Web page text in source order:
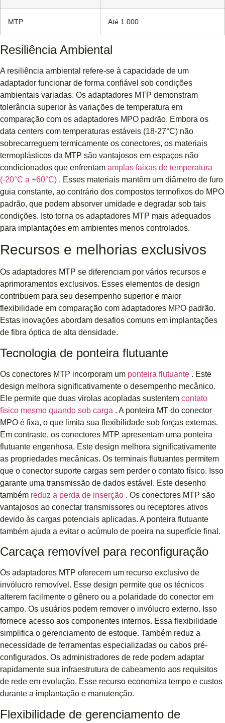
MTP Até 1.000
Resiliência Ambiental
A resiliência ambiental refere-se à capacidade de um
adaptador funcionar de forma confiável sob condições
ambientais variadas. Os adaptadores MTP demonstram
tolerância superior às variações de temperatura em
comparação com os adaptadores MPO padrão. Embora os
data centers com temperaturas estáveis ​​(18-27°C) não
sobrecarreguem termicamente os conectores, os materiais
termoplásticos da MTP são vantajosos em espaços não
condicionados que enfrentam amplas faixas de temperatura
(-20°C a +60°C) . Esses materiais mantêm um diâmetro de furo
guia constante, ao contrário dos compostos termofixos do MPO
padrão, que podem absorver umidade e degradar sob tais
condições. Isto torna os adaptadores MTP mais adequados
para implantações em ambientes menos controlados.
Recursos e melhorias exclusivos
Os adaptadores MTP se diferenciam por vários recursos e
aprimoramentos exclusivos. Esses elementos de design
contribuem para seu desempenho superior e maior
flexibilidade em comparação com adaptadores MPO padrão.
Estas inovações abordam desafios comuns em implantações
de fibra óptica de alta densidade.
Tecnologia de ponteira flutuante
Os conectores MTP incorporam um ponteira flutuante . Este
design melhora significativamente o desempenho mecânico.
Ele permite que duas virolas acopladas sustentem contato
físico mesmo quando sob carga . A ponteira MT do conector
MPO é fixa, o que limita sua flexibilidade sob forças externas.
Em contraste, os conectores MTP apresentam uma ponteira
flutuante engenhosa. Este design melhora significativamente
as propriedades mecânicas. Os terminais flutuantes permitem
que o conector suporte cargas sem perder o contato físico. Isso
garante uma transmissão de dados estável. Este desenho
também reduz a perda de inserção . Os conectores MTP são
vantajosos ao conectar transmissores ou receptores ativos
devido às cargas potenciais aplicadas. A ponteira flutuante
também ajuda a evitar o acúmulo de poeira na superfície final.
Carcaça removível para reconfiguração
Os adaptadores MTP oferecem um recurso exclusivo de
invólucro removível. Esse design permite que os técnicos
alterem facilmente o gênero ou a polaridade do conector em
campo. Os usuários podem remover o invólucro externo. Isso
fornece acesso aos componentes internos. Essa flexibilidade
simplifica o gerenciamento de estoque. Também reduz a
necessidade de ferramentas especializadas ou cabos pré-
configurados. Os administradores de rede podem adaptar
rapidamente sua infraestrutura de cabeamento aos requisitos
de rede em evolução. Esse recurso economiza tempo e custos
durante a implantação e manutenção.
Flexibilidade de gerenciamento de